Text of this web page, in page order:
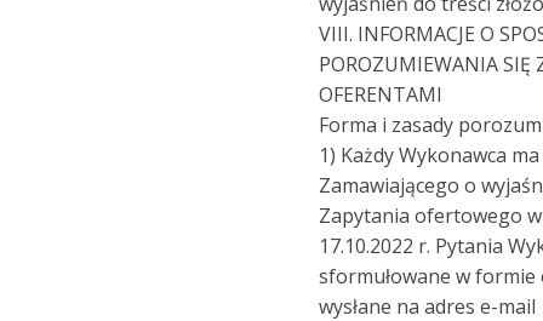
VIII. INFORMACJE O
POROZUMIEWANIA SIĘ
OFERENTAMI
Forma i zasady
1) Każdy Wykonawca
Zamawiającego o
Zapytania ofertowego
17.10.2022 r. Pytania
sformułowane w
wysłane na adres e-mail